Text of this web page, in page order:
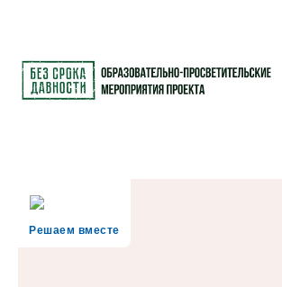
Решаем вместе